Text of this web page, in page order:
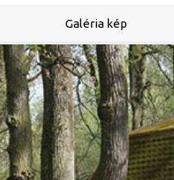
Galéria kép